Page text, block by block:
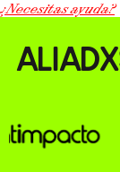
¿Necesitas ayuda?